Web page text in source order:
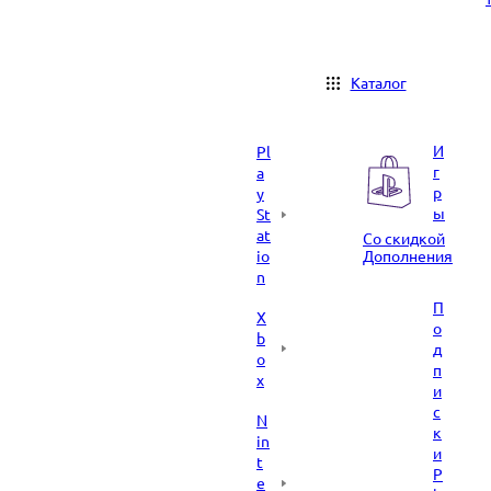
Каталог
Pl
a
y
St
at
io
n
X
b
o
x
N
in
t
e
И
г
р
ы
Со скидкой
Дополнения
П
о
д
п
и
с
к
и
P